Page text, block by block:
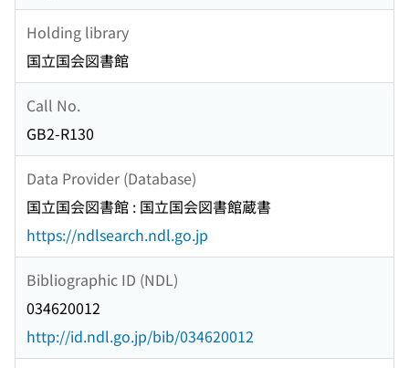
Holding library
国立国会図書館
Call No.
GB2-R130
Data Provider (Database)
国立国会図書館 : 国立国会図書館蔵書
https://ndlsearch.ndl.go.jp
Bibliographic ID (NDL)
034620012
http://id.ndl.go.jp/bib/034620012